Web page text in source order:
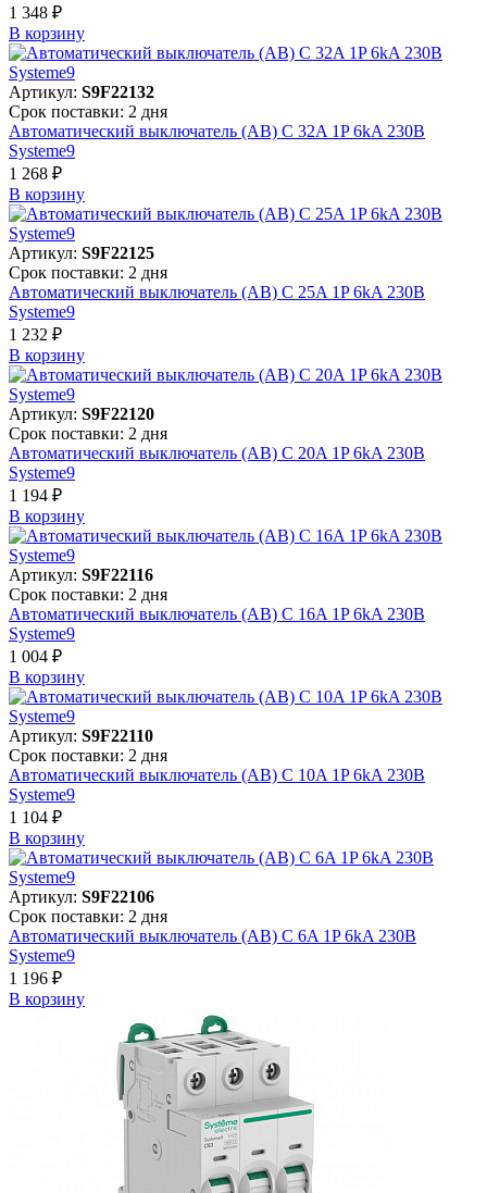
1 348 ₽
В корзинy
Артикул: S9F22132
Срок поставки: 2 дня
Автоматический выключатель (АВ) C 32A 1P 6kA 230В
Systeme9
1 268 ₽
В корзинy
Артикул: S9F22125
Срок поставки: 2 дня
Автоматический выключатель (АВ) C 25A 1P 6kA 230В
Systeme9
1 232 ₽
В корзинy
Артикул: S9F22120
Срок поставки: 2 дня
Автоматический выключатель (АВ) C 20A 1P 6kA 230В
Systeme9
1 194 ₽
В корзинy
Артикул: S9F22116
Срок поставки: 2 дня
Автоматический выключатель (АВ) C 16A 1P 6kA 230В
Systeme9
1 004 ₽
В корзинy
Артикул: S9F22110
Срок поставки: 2 дня
Автоматический выключатель (АВ) C 10A 1P 6kA 230В
Systeme9
1 104 ₽
В корзинy
Артикул: S9F22106
Срок поставки: 2 дня
Автоматический выключатель (АВ) C 6A 1P 6kA 230В
Systeme9
1 196 ₽
В корзинy